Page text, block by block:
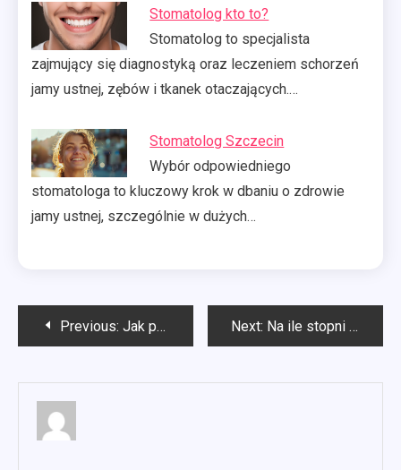
Stomatolog kto to?
Stomatolog to specjalista
zajmujący się diagnostyką oraz leczeniem schorzeń
jamy ustnej, zębów i tkanek otaczających.…
Stomatolog Szczecin
Wybór odpowiedniego
stomatologa to kluczowy krok w dbaniu o zdrowie
jamy ustnej, szczególnie w dużych…
Nawigacja
Previous: Jak prać koce polarowe? Next: Na ile stopni prać pościel?